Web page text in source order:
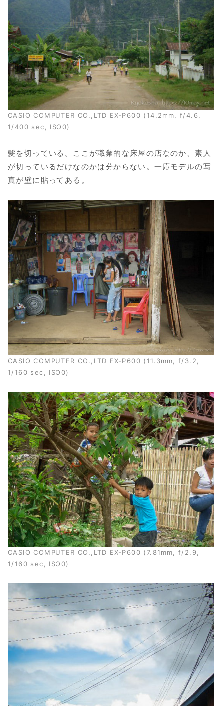
CASIO COMPUTER CO.,LTD EX-P600 (14.2mm, f/4.6,
1/400 sec, ISO0)
髪を切っている。ここが職業的な床屋の店なのか、素人
が切っているだけなのかは分からない。一応モデルの写
真が壁に貼ってある。
CASIO COMPUTER CO.,LTD EX-P600 (11.3mm, f/3.2,
1/160 sec, ISO0)
CASIO COMPUTER CO.,LTD EX-P600 (7.81mm, f/2.9,
1/160 sec, ISO0)